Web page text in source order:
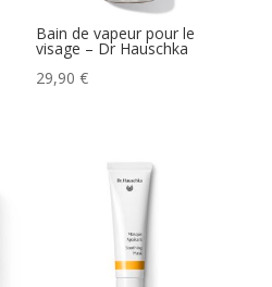
Bain de vapeur pour le
visage – Dr Hauschka
29,90€